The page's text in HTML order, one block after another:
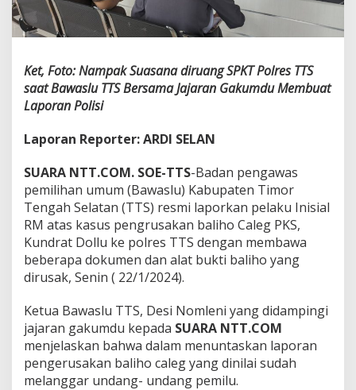
Ket, Foto: Nampak Suasana diruang SPKT Polres TTS
saat Bawaslu TTS Bersama Jajaran Gakumdu Membuat
Laporan Polisi
Laporan Reporter: ARDI SELAN
SUARA NTT.COM. SOE-TTS-Badan pengawas
pemilihan umum (Bawaslu) Kabupaten Timor
Tengah Selatan (TTS) resmi laporkan pelaku Inisial
RM atas kasus pengrusakan baliho Caleg PKS,
Kundrat Dollu ke polres TTS dengan membawa
beberapa dokumen dan alat bukti baliho yang
dirusak, Senin ( 22/1/2024).
Ketua Bawaslu TTS, Desi Nomleni yang didampingi
jajaran gakumdu kepada SUARA NTT.COM
menjelaskan bahwa dalam menuntaskan laporan
pengerusakan baliho caleg yang dinilai sudah
melanggar undang- undang pemilu.